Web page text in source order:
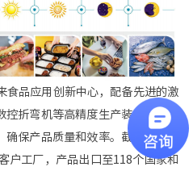
食品应用创新中心，配备先进的激
折弯机等高精度生产装备，加速
保产品质量和效率。截至目前，
户工厂，产品出口至118个国家和